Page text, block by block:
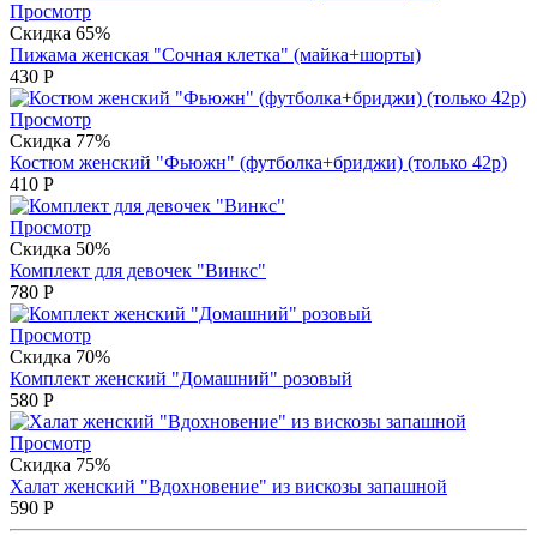
Просмотр
Скидка 65%
Пижама женская "Сочная клетка" (майка+шорты)
430 Р
Просмотр
Скидка 77%
Костюм женский "Фьюжн" (футболка+бриджи) (только 42р)
410 Р
Просмотр
Скидка 50%
Комплект для девочек "Винкс"
780 Р
Просмотр
Скидка 70%
Комплект женский "Домашний" розовый
580 Р
Просмотр
Скидка 75%
Халат женский "Вдохновение" из вискозы запашной
590 Р